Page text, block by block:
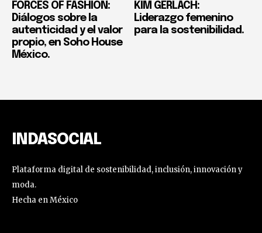
FORCES OF FASHION:
Diálogos sobre la
autenticidad y el valor
propio, en Soho House
México.
KIM GERLACH:
Liderazgo femenino
para la sostenibilidad.
INDASOCIAL
Plataforma digital de sostenibilidad, inclusión, innovación y
moda.
Hecha en México